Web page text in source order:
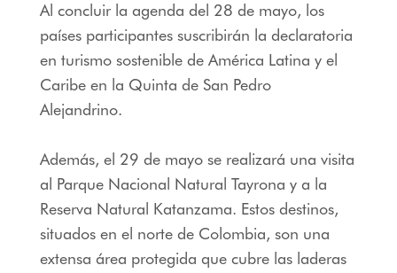
Al concluir la agenda del 28 de mayo, los
países participantes suscribirán la declaratoria
en turismo sostenible de América Latina y el
Caribe en la Quinta de San Pedro
Alejandrino.
Además, el 29 de mayo se realizará una visita
al Parque Nacional Natural Tayrona y a la
Reserva Natural Katanzama. Estos destinos,
situados en el norte de Colombia, son una
extensa área protegida que cubre las laderas